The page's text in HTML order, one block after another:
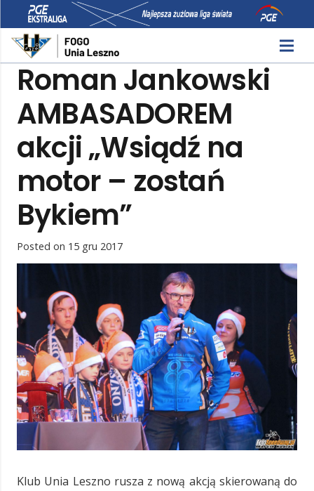
Roman Jankowski
AMBASADOREM
akcji „Wsiądź na
motor – zostań
Bykiem”
Posted on 15 gru 2017
Klub Unia Leszno rusza z nową akcją skierowaną do